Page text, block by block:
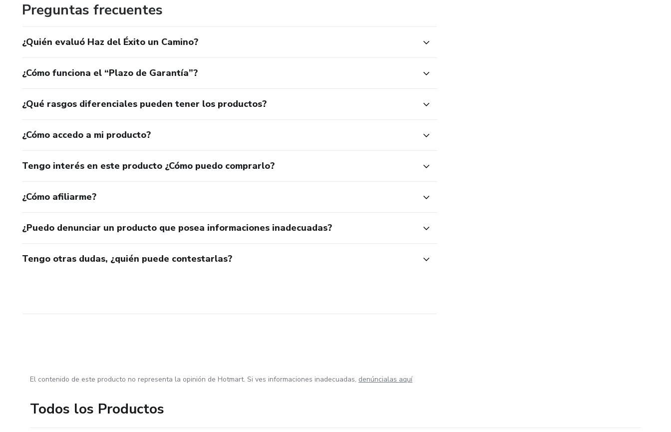
Preguntas frecuentes
¿Quién evaluó Haz del Éxito un Camino?
¿Cómo funciona el “Plazo de Garantía”?
¿Qué rasgos diferenciales pueden tener los productos?
¿Cómo accedo a mi producto?
Tengo interés en este producto ¿Cómo puedo comprarlo?
¿Cómo afiliarme?
¿Puedo denunciar un producto que posea informaciones inadecuadas?
Tengo otras dudas, ¿quién puede contestarlas?
El contenido de este producto no representa la opinión de Hotmart. Si ves informaciones inadecuadas, denúncialas aquí
Todos los Productos